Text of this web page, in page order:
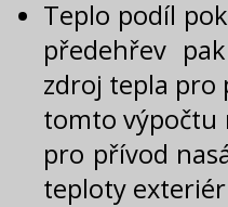
Teplo podíl
předehřev
zdroj tepla pro
tomto výpočtu
pro přívod
teploty